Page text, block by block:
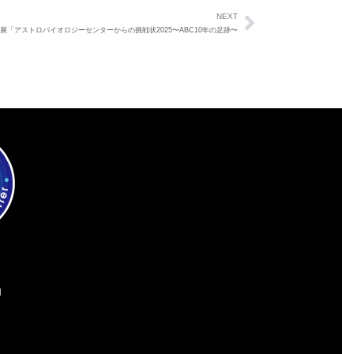
NEXT
「アストロバイオロジーセンターからの挑戦状2025〜ABC10年の足跡〜